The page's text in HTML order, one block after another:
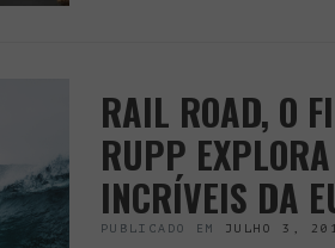
RAIL ROAD, O
RUPP
INCRÍVEIS DA
PUBLICADO EM JULHO 3,